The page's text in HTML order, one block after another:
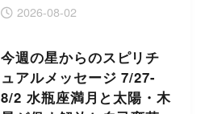
2026-08-02
今週の星からのスピリチ
ュアルメッセージ 7/27-
8/2 水瓶座満月と太陽・木